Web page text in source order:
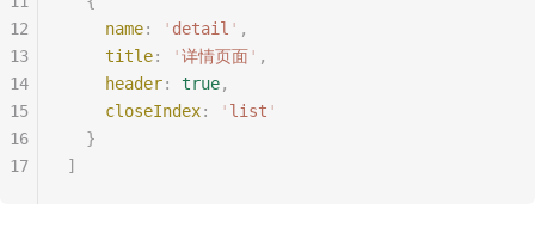
    name
: ' detail ' ,
    title
: '详情页面' ,
    header
: true,
    closeIndex
: ' list '
  }
]
12
13
14
15
16
17